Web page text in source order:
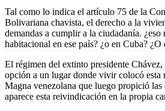
Tal como lo indica el artículo 75 de la
Bolivariana chavista, el derecho a la
demandas a cumplir a la ciudadanía.
habitacional en ese país? ¿o en Cuba? ¿O
El régimen del extinto presidente Chávez,
opción a un lugar donde vivir colocó esta
Magna venezolana que luego propició
aparece esta reivindicación en la propia